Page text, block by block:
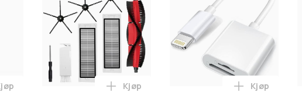
- Adapter i handlekurven
K18 Airwash Dry Shampoo Nonaerosol Balances Scalp & Controls
Legg Tilbehør 8 deler Xiaomi Roborock
Kjøp Legg
Kjøp